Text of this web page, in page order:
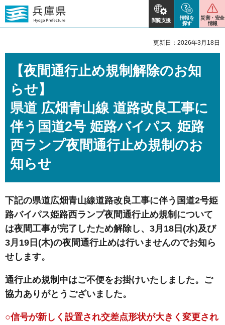
閲覧支援
情報を
探す
災害・安全
情報
更新日：2026年3月18日
【夜間通行止め規制解除のお知
らせ】
県道 広畑青山線 道路改良工事に
伴う国道2号 姫路バイパス 姫路
西ランプ夜間通行止め規制のお
知らせ
下記の県道広畑青山線道路改良工事に伴う国道2号姫
路バイパス姫路西ランプ夜間通行止め規制について
は夜間工事が完了したため解除し、3月18日(水)及び
3月19日(木)の夜間通行止めは行いませんのでお知ら
せします。
通行止め規制中はご不便をお掛けいたしました。ご
協力ありがとうございました。
○信号が新しく設置され交差点形状が大きく変更され